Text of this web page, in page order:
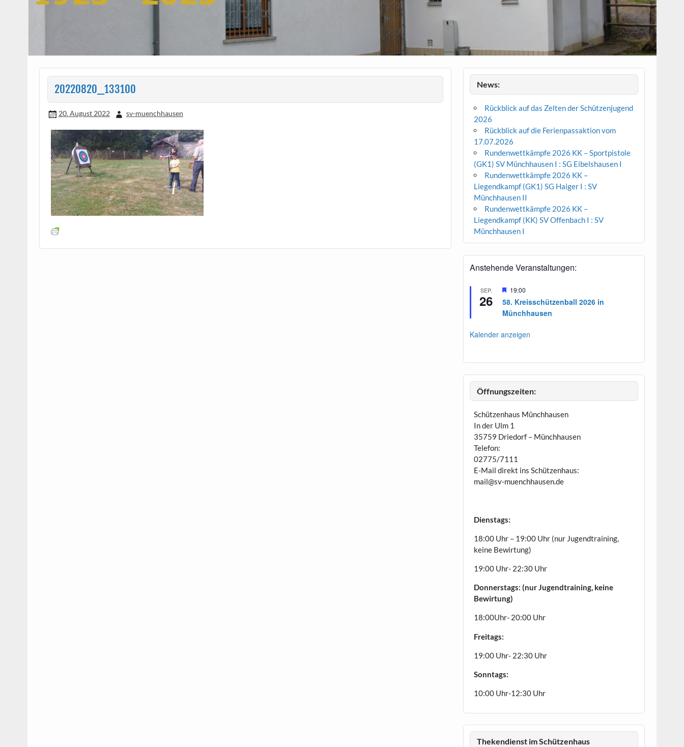
20220820_133100
20. August 2022 sv-muenchhausen
News:
Rückblick auf das Zelten der Schützenjugend
2026
Rückblick auf die Ferienpassaktion vom
17.07.2026
Rundenwettkämpfe 2026 KK – Sportpistole
(GK1) SV Münchhausen I : SG Eibelshausen I
Rundenwettkämpfe 2026 KK –
Liegendkampf (GK1) SG Haiger I : SV
Münchhausen II
Rundenwettkämpfe 2026 KK –
Liegendkampf (KK) SV Offenbach I : SV
Münchhausen I
Anstehende Veranstaltungen:
SEP.
26
H
r
v
g
o
19:00
58. Kreisschützenball 2026 in
Münchhausen
Kalender anzeigen
Öffnungszeiten:
Schützenhaus Münchhausen
In der Ulm 1
35759 Driedorf – Münchhausen
Telefon:
02775/7111
E-Mail direkt ins Schützenhaus:
mail@sv-muenchhausen.de
Dienstags:
18:00 Uhr – 19:00 Uhr (nur Jugendtraining,
keine Bewirtung)
19:00 Uhr- 22:30 Uhr
Donnerstags: (nur Jugendtraining, keine
Bewirtung)
18:00Uhr- 20:00 Uhr
Freitags:
19:00 Uhr- 22:30 Uhr
Sonntags:
10:00 Uhr-12:30 Uhr
Thekendienst im Schützenhaus